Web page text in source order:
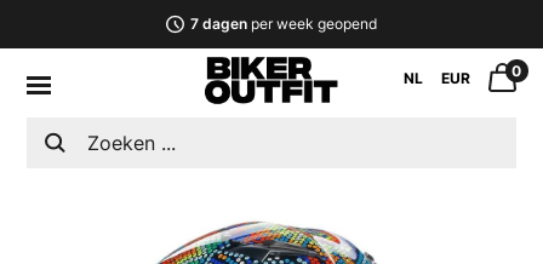
7 dagenper week geopend
NL EUR 0